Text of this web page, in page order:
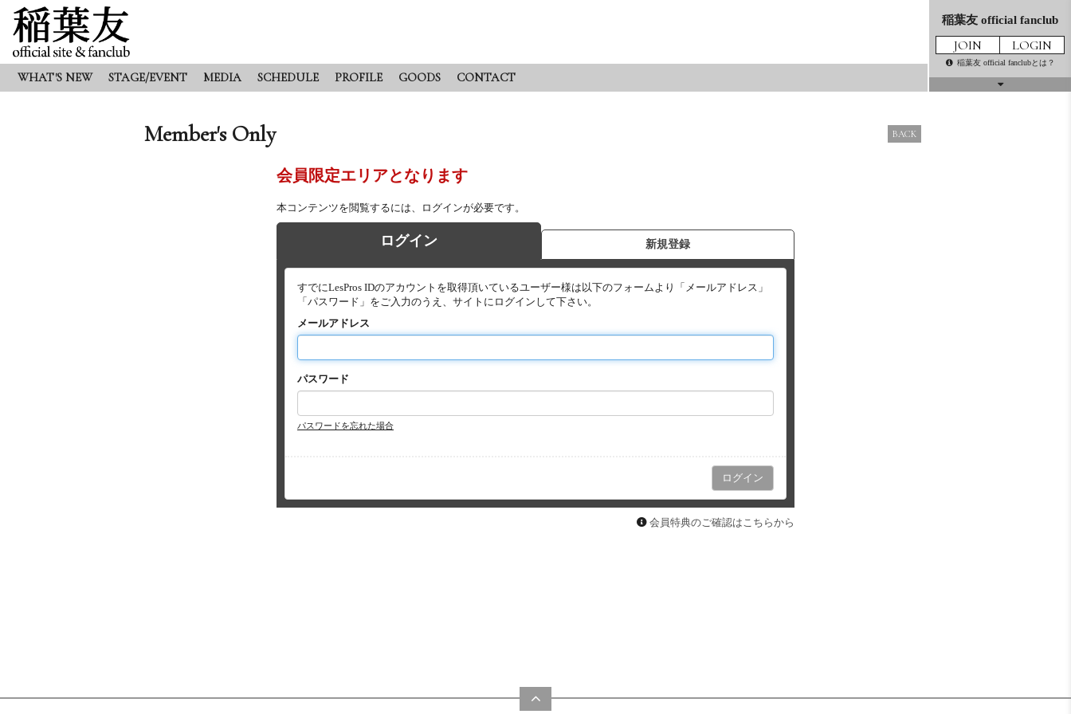
WHAT'S NEW STAGE/EVENT MEDIA SCHEDULE PROFILE GOODS CONTACT
稲葉友 official fanclub
JOIN LOGIN
稲葉友 official fanclubとは？
Member's Only BACK
会員限定エリアとなります
本コンテンツを閲覧するには、ログインが必要です。
ログイン 新規登録
すでにLesPros IDのアカウントを取得頂いているユーザー様は以下のフォームより「メールアドレス」
「パスワード」をご入力のうえ、サイトにログインして下さい。
メールアドレス
パスワード
パスワードを忘れた場合
会員特典のご確認はこちらから